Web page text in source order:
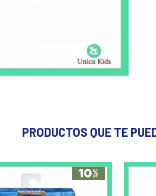
PRODUCTOS QUE TE